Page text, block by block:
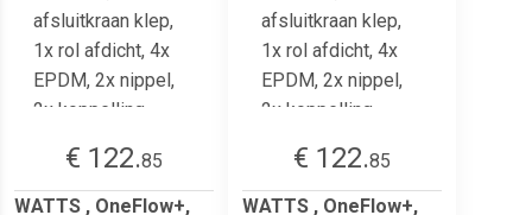
€ 122.85
WATTS , OneFlow+,
€ 122.85
WATTS , OneFlow+,